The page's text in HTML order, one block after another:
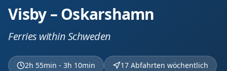
Visby – Oskarshamn
Ferries within Schweden
2h 55min - 3h 10min
17 Abfahrten wöchentlich